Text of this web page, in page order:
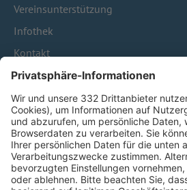
Vereinsunterstützung
Infothek
Kontakt
HÄUFIG BESUCHTE SEITEN
Pässe und Vereinswechsel
Trainerausbildung
Schulungsangebot
BFV-Geschäftsstellen